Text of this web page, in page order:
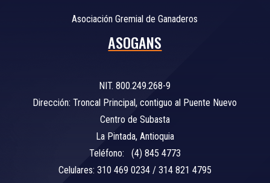
Asociación Gremial de Ganaderos
ASOGANS
NIT. 800.249.268-9
Dirección: Troncal Principal, contiguo al Puente Nuevo
Centro de Subasta
La Pintada, Antioquia
Teléfono: (4) 845 4773
Celulares: 310 469 0234 / 314 821 4795